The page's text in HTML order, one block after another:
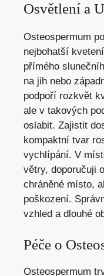
Osvětlení a
Osteospermum
nejbohatší
přímého
na jih nebo
podpoří rozkvět
ale v takových
oslabit. Zajistit
kompaktní tvar
vychlípání. V
větry, doporučuji
chráněné místo,
poškození.
vzhled a dlouhé
Péče o
Osteospermum